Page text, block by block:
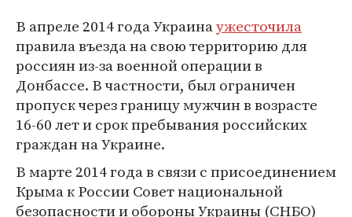
В апреле 2014 года Украинаужесточила
правила въезда на свою территорию для
россиян из-за военной операции в
Донбассе. В частности, был ограничен
пропуск через границу мужчин в возрасте
16-60 лет и срок пребывания российских
граждан на Украине.
В марте 2014 года в связи с присоединением
Крыма к России Совет национальной
безопасности и обороны Украины (СНБО)